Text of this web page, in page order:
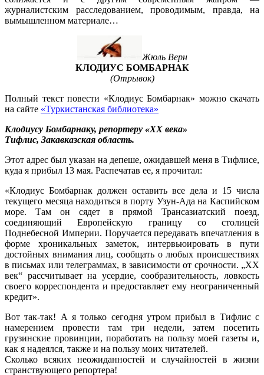
журналистским расследованием, проводимым, правда, на
вымышленном материале…
Жюль Верн
КЛОДИУС БОМБАРНАК
(Отрывок)
Полный текст повести «Клодиус Бомбарнак» можно скачать
на сайте «Туркистанская библиотека»
Клодиусу Бомбарнаку, репортеру «XX века»
Тифлис, Закавказская область.
Этот адрес был указан на депеше, ожидавшей меня в Тифлисе,
куда я прибыл 13 мая. Распечатав ее, я прочитал:
«Клодиус Бомбарнак должен оставить все дела и 15 числа
текущего месяца находиться в порту Узун-Ада на Каспийском
море. Там он сядет в прямой Трансазиатский поезд,
соединяющий Европейскую границу со столицей
Поднебесной Империи. Поручается передавать впечатления в
форме хроникальных заметок, интервьюировать в пути
достойных внимания лиц, сообщать о любых происшествиях
в письмах или телеграммах, в зависимости от срочности. „XX
век“ рассчитывает на усердие, сообразительность, ловкость
своего корреспондента и предоставляет ему неограниченный
кредит».
Вот так-так! А я только сегодня утром прибыл в Тифлис с
намерением провести там три недели, затем посетить
грузинские провинции, поработать на пользу моей газеты и,
как я надеялся, также и на пользу моих читателей.
Сколько всяких неожиданностей и случайностей в жизни
странствующего репортера!